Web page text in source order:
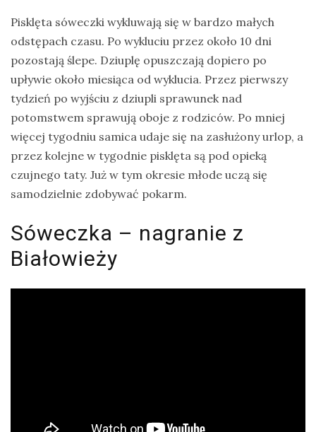
Pisklęta sóweczki wykluwają się w bardzo małych
odstępach czasu. Po wykluciu przez około 10 dni
pozostają ślepe. Dziuplę opuszczają dopiero po
upływie około miesiąca od wyklucia. Przez pierwszy
tydzień po wyjściu z dziupli sprawunek nad
potomstwem sprawują oboje z rodziców. Po mniej
więcej tygodniu samica udaje się na zasłużony urlop, a
przez kolejne w tygodnie pisklęta są pod opieką
czujnego taty. Już w tym okresie młode uczą się
samodzielnie zdobywać pokarm.
Sóweczka – nagranie z
Białowieży